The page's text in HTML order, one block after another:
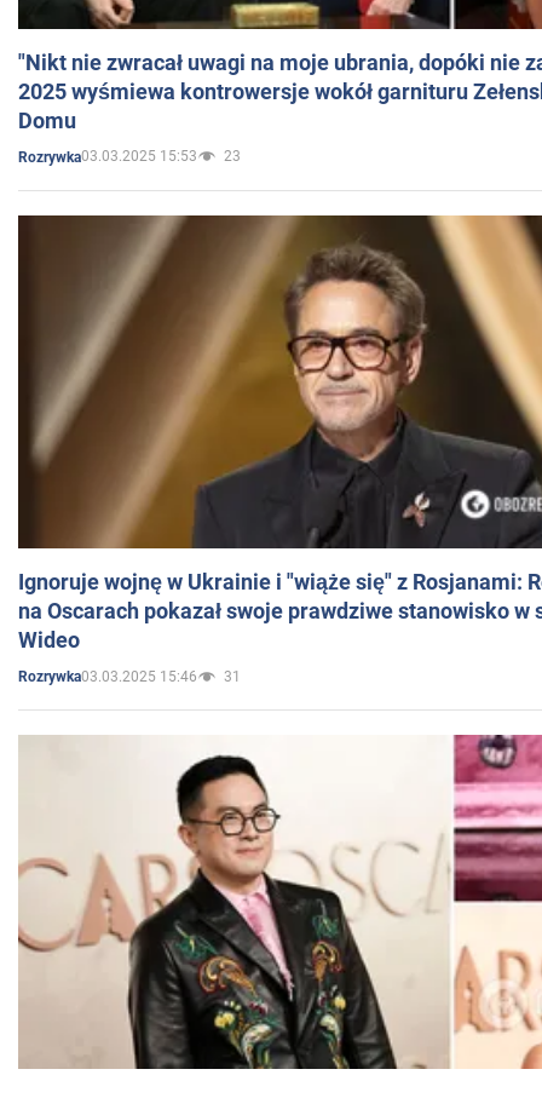
"Nikt nie zwracał uwagi na moje ubrania, dopóki nie
2025 wyśmiewa kontrowersje wokół garnituru
Domu
Rozrywka03.03.2025 15:53 23
Ignoruje wojnę w Ukrainie i "wiąże się" z Rosjanami:
na Oscarach pokazał swoje prawdziwe stanowisko w
Wideo
Rozrywka03.03.2025 15:46 31